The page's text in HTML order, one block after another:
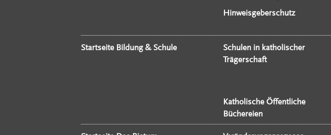
Hinweisgeberschutz
Startseite Bildung & Schule
Schulen in katholischer
Trägerschaft
Katholische Öffentliche
Büchereien